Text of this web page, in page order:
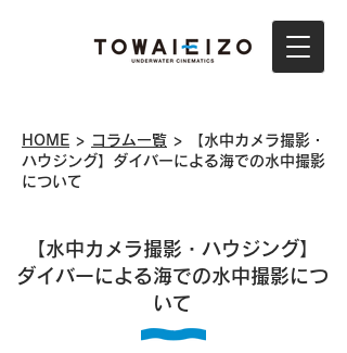
HOME > コラム一覧 > 【水中カメラ撮影・
ハウジング】ダイバーによる海での水中撮影
について
【水中カメラ撮影・ハウジング】
ダイバーによる海での水中撮影につ
いて